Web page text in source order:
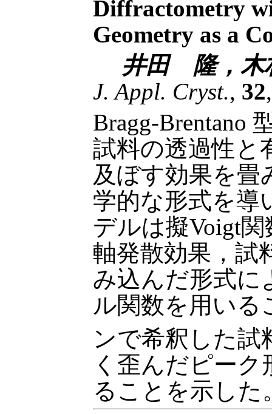
Diffractometry
Geometry as a
井田 隆，木
J. Appl. Cryst., 32
Bragg-Brentano
試料の透過性と
及ぼす効果を畳
学的な形式を導
デルは擬Voigt
軸発散効果，試
み込んだ形式に
ル関数を用いる
ンで希釈した試
く歪んだピー
ることを示した